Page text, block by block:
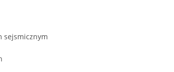
sejsmicznym